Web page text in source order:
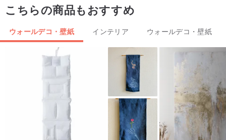
注文から発送（配送）までには3～7営業日かかりますが、
ご注文をできるだけ早く発送するために全力を尽くします。さら
に、以下の配送時間も考慮します。
米国まで15～35営業日
しかし!!!! 国際配送は予測不可能です
ご質問や詳しい情報が必要な場合は、ご連絡ください。できるだけ
早くお答えします。
こちらの商品もおすすめ
ウォールデコ・壁紙 インテリア ウォールデコ・壁紙